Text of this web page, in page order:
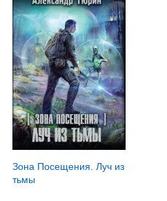
Зона Посещения. Луч из
тьмы